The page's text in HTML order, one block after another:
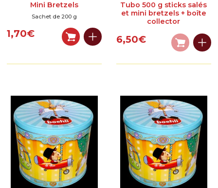
Mini Bretzels
Sachet de 200 g
1,70€
Tubo 500 g sticks salés
et mini bretzels + boîte
collector
6,50€